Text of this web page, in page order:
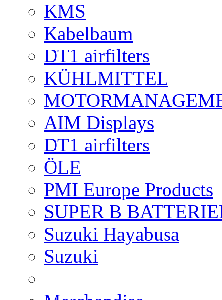
KMS
Kabelbaum
DT1 airfilters
KÜHLMITTEL
AIM Displays
DT1 airfilters
ÖLE
PMI Europe Products
SUPER B
Suzuki Hayabusa
Suzuki